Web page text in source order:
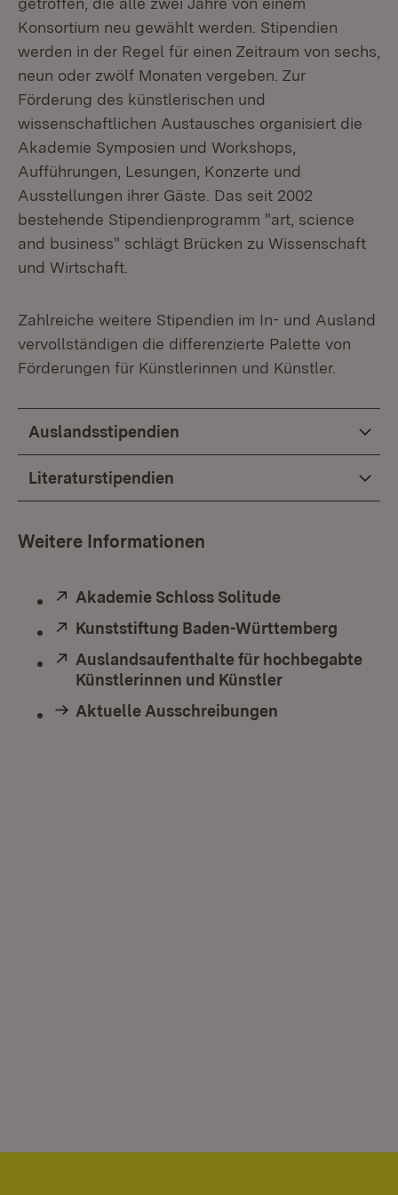
Konsortium neu gewählt werden. Stipendien
werden in der Regel für einen Zeitraum von sechs,
neun oder zwölf Monaten vergeben. Zur
Förderung des künstlerischen und
wissenschaftlichen Austausches organisiert die
Akademie Symposien und Workshops,
Aufführungen, Lesungen, Konzerte und
Ausstellungen ihrer Gäste. Das seit 2002
bestehende Stipendienprogramm "art, science
and business" schlägt Brücken zu Wissenschaft
und Wirtschaft.
Zahlreiche weitere Stipendien im In- und Ausland
vervollständigen die differenzierte Palette von
Förderungen für Künstlerinnen und Künstler.
Auslandsstipendien
Literaturstipendien
Weitere Informationen
Extern:
Akademie Schloss Solitude
Extern:
Kunststiftung Baden-Württemberg
Extern:
Auslandsaufenthalte für hochbegabte
Künstlerinnen und Künstler
Aktuelle Ausschreibungen